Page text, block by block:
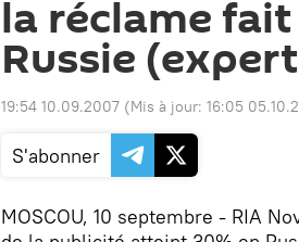
la réclame
Russie
19:54 10.09.2007 (Mis à jour: 16:05
S'abonner
MOSCOU, 10 septembre - RIA